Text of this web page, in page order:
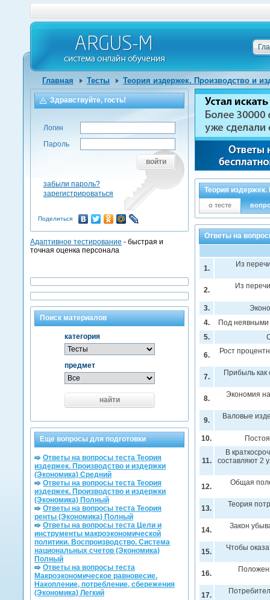
Главная Тесты Теория издержек. Производство и
Теория издержек.
о тесте
Ответы на
1. Из
2. Из
3.
4.
Под
5.
6. Рост
7. Прибыль как
8. Экономия
9. Валовые
10.
11.
В
составляют 2
12. Общая
13. Теория
14. Закон
15. Чтобы
16.
17.
Здравствуйте, гость!
Логин
Пароль
войти
забыли пароль?
зарегистрироваться
Поделиться
Адаптивное тестирование - быстрая и
точная оценка персонала
Поиск материалов
категория
предмет
найти
Еще вопросы для подготовки
Ответы на вопросы теста Теория
издержек. Производство и издержки
(Экономика) Средний
Ответы на вопросы теста Теория
издержек. Производство и издержки
(Экономика) Полный
Ответы на вопросы теста Теория
ренты (Экономика) Полный
Ответы на вопросы теста Цели и
инструменты макроэкономической
политики. Воспроизводство. Система
национальных счетов (Экономика)
Полный
Ответы на вопросы теста
Макроэкономическое равновесие.
Накопление, потребление, сбережения
(Экономика) Легкий